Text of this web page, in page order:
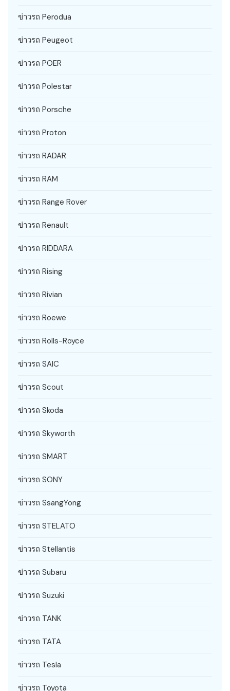
ข่าวรถ Perodua
ข่าวรถ Peugeot
ข่าวรถ POER
ข่าวรถ Polestar
ข่าวรถ Porsche
ข่าวรถ Proton
ข่าวรถ RADAR
ข่าวรถ RAM
ข่าวรถ Range Rover
ข่าวรถ Renault
ข่าวรถ RIDDARA
ข่าวรถ Rising
ข่าวรถ Rivian
ข่าวรถ Roewe
ข่าวรถ Rolls-Royce
ข่าวรถ SAIC
ข่าวรถ Scout
ข่าวรถ Skoda
ข่าวรถ Skyworth
ข่าวรถ SMART
ข่าวรถ SONY
ข่าวรถ SsangYong
ข่าวรถ STELATO
ข่าวรถ Stellantis
ข่าวรถ Subaru
ข่าวรถ Suzuki
ข่าวรถ TANK
ข่าวรถ TATA
ข่าวรถ Tesla
ข่าวรถ Toyota